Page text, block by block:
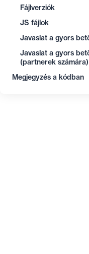
Fájlverziók
JS fájlok
Javaslat a gyors
Javaslat a gyors
(partnerek számára)
Megjegyzés a kódban